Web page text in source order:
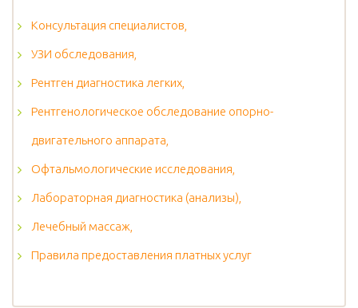
Консультация специалистов,
УЗИ обследования,
Рентген диагностика легких,
Рентгенологическое обследование опорно-
двигательного аппарата,
Офтальмологические исследования,
Лабораторная диагностика (анализы),
Лечебный массаж,
Правила предоставления платных услуг